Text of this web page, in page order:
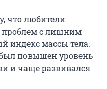
что любители
проблем с лишним
индекс массы тела.
повышен уровень
и чаще развивался